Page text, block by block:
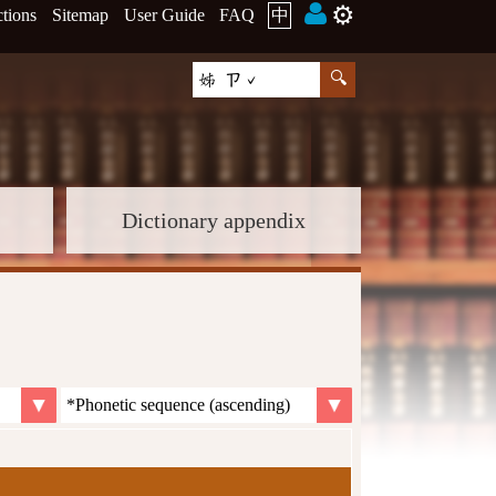
Sitemap User Guide FAQ 中 ⚙️
Dictionary appendix